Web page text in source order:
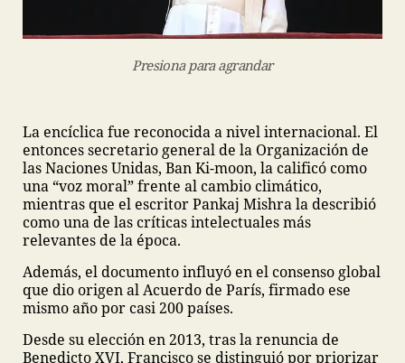
Presiona para agrandar
La encíclica fue reconocida a nivel internacional. El
entonces secretario general de la Organización de
las Naciones Unidas, Ban Ki-moon, la calificó como
una “voz moral” frente al cambio climático,
mientras que el escritor Pankaj Mishra la describió
como una de las críticas intelectuales más
relevantes de la época.
Además, el documento influyó en el consenso global
que dio origen al Acuerdo de París, firmado ese
mismo año por casi 200 países.
Desde su elección en 2013, tras la renuncia de
Benedicto XVI, Francisco se distinguió por priorizar